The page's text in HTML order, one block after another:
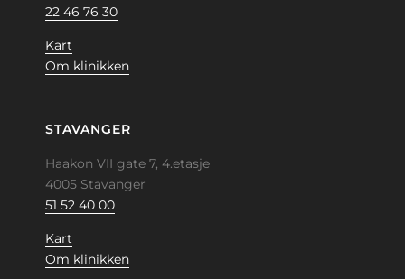
22 46 76 30
Kart
Om klinikken
STAVANGER
Haakon VII gate 7, 4.etasje
4005 Stavanger
51 52 40 00
Kart
Om klinikken